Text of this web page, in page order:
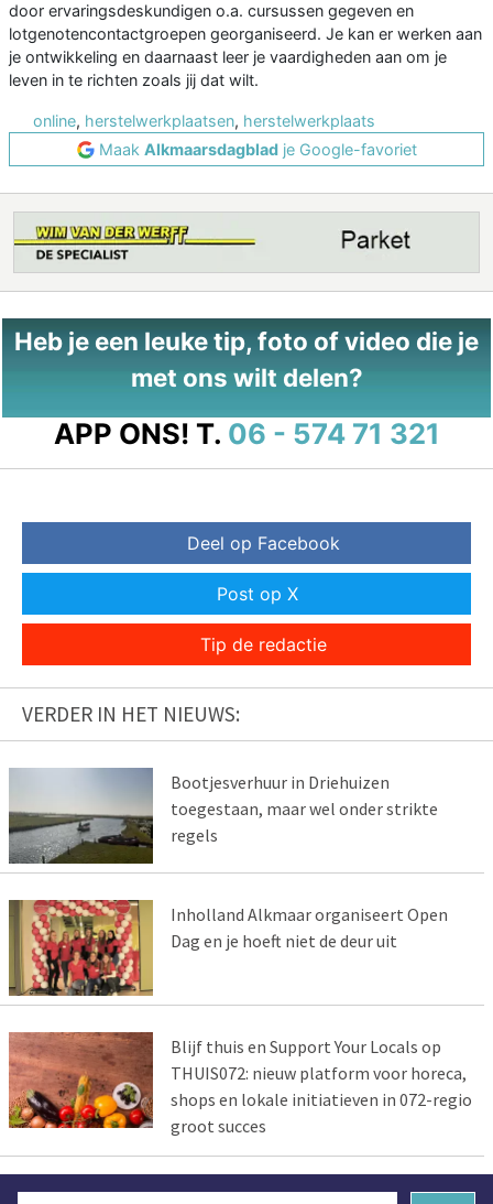
door ervaringsdeskundigen o.a. cursussen gegeven en
lotgenotencontactgroepen georganiseerd. Je kan er werken aan
je ontwikkeling en daarnaast leer je vaardigheden aan om je
leven in te richten zoals jij dat wilt.
online, herstelwerkplaatsen, herstelwerkplaats
Maak Alkmaarsdagbladje Google-favoriet
Heb je een leuke tip, foto of video die je
met ons wilt delen?
APP ONS! T. 06 - 574 71 321
Deel op Facebook
Post op X
Tip de redactie
VERDER IN HET NIEUWS:
Bootjesverhuur in Driehuizen
toegestaan, maar wel onder strikte
regels
Inholland Alkmaar organiseert Open
Dag en je hoeft niet de deur uit
Blijf thuis en Support Your Locals op
THUIS072: nieuw platform voor horeca,
shops en lokale initiatieven in 072-regio
groot succes